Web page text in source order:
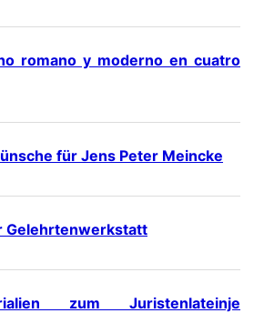
romano y moderno en cuatro
für Jens Peter Meincke
Gelehrtenwerkstatt
zum Juristenlateinje